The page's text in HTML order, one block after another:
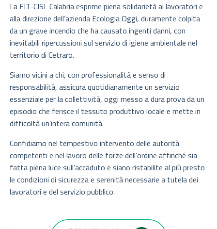
La FIT-CISL Calabria esprime piena solidarietà ai lavoratori e
alla direzione dell’azienda Ecologia Oggi, duramente colpita
da un grave incendio che ha causato ingenti danni, con
inevitabili ripercussioni sul servizio di igiene ambientale nel
territorio di Cetraro.
Siamo vicini a chi, con professionalità e senso di
responsabilità, assicura quotidianamente un servizio
essenziale per la collettività, oggi messo a dura prova da un
episodio che ferisce il tessuto produttivo locale e mette in
difficoltà un’intera comunità.
Confidiamo nel tempestivo intervento delle autorità
competenti e nel lavoro delle forze dell’ordine affinché sia
fatta piena luce sull’accaduto e siano ristabilite al più presto
le condizioni di sicurezza e serenità necessarie a tutela dei
lavoratori e del servizio pubblico.